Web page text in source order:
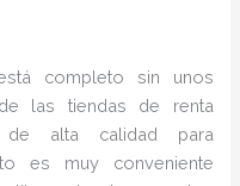
completo sin unos
las tiendas de renta
alta calidad para
es muy conveniente